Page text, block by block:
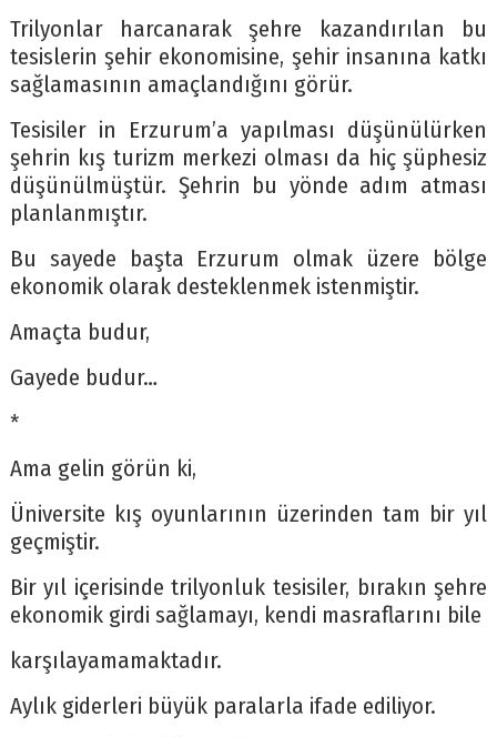
Trilyonlar harcanarak şehre kazandırılan bu
tesislerin şehir ekonomisine, şehir insanına katkı
sağlamasının amaçlandığını görür.
Tesisiler in Erzurum’a yapılması düşünülürken
şehrin kış turizm merkezi olması da hiç şüphesiz
düşünülmüştür. Şehrin bu yönde adım atması
planlanmıştır.
Bu sayede başta Erzurum olmak üzere bölge
ekonomik olarak desteklenmek istenmiştir.
Amaçta budur,
Gayede budur…
*
Ama gelin görün ki,
Üniversite kış oyunlarının üzerinden tam bir yıl
geçmiştir.
Bir yıl içerisinde trilyonluk tesisiler, bırakın şehre
ekonomik girdi sağlamayı, kendi masraflarını bile
karşılayamamaktadır.
Aylık giderleri büyük paralarla ifade ediliyor.